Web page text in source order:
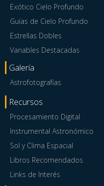
Exótico Cielo Profundo
Guías de Cielo Profundo
Estrellas Dobles
Variables Destacadas
Galería
Astrofotografías
Recursos
Procesamiento Digital
Instrumental Astronómico
Sol y Clima Espacial
Libros Recomendados
Links de Interés